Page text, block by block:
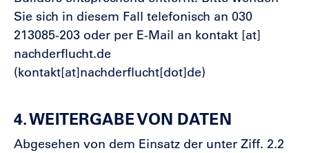
Sie sich in diesem Fall telefonisch an 030
213085-203 oder per E-Mail an kontakt [at]
nachderflucht.de
(kontakt[at]nachderflucht[dot]de)
4. WEITERGABE VON DATEN
Abgesehen von dem Einsatz der unter Ziff. 2.2